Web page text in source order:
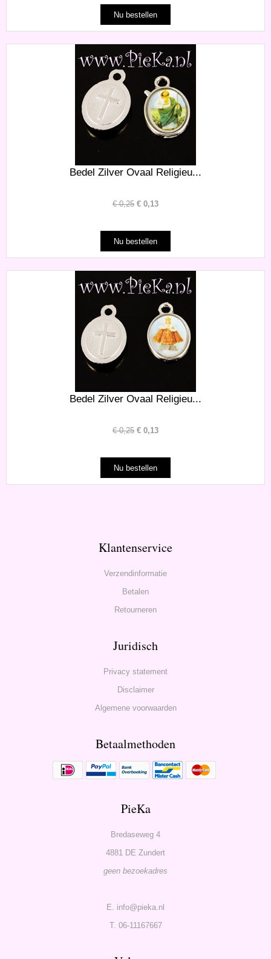
Bedel Zilver Ovaal Religieu...
€0,25 € 0,13
Bedel Zilver Ovaal Religieu...
€0,25 € 0,13
Klantenservice
Verzendinformatie
Betalen
Retourneren
Juridisch
Privacy statement
Disclaimer
Algemene voorwaarden
Betaalmethoden
PieKa
Bredaseweg 4
4881 DE Zundert
geen bezoekadres
E. info@pieka.nl
T. 06-11167667